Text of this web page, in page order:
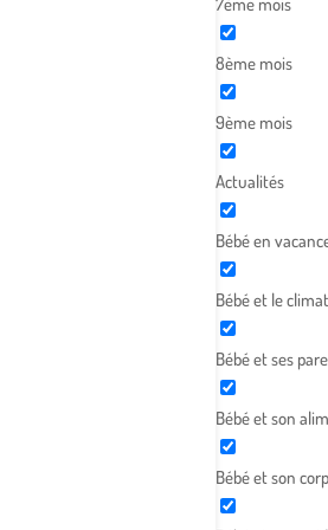
8ème mois
9ème mois
Actualités
Bébé en
Bébé et le climat
Bébé et ses
Bébé et son
Bébé et son